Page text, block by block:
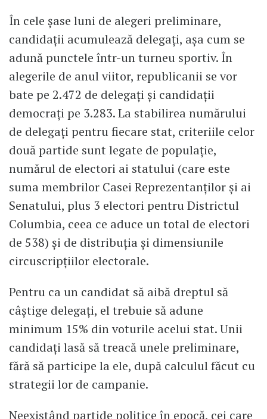
În cele şase luni de alegeri preliminare,
candidaţii acumulează delegaţi, aşa cum se
adună punctele într-un turneu sportiv. În
alegerile de anul viitor, republicanii se vor
bate pe 2.472 de delegaţi şi candidaţii
democraţi pe 3.283. La stabilirea numărului
de delegaţi pentru fiecare stat, criteriile celor
două partide sunt legate de populaţie,
numărul de electori ai statului (care este
suma membrilor Casei Reprezentanţilor şi ai
Senatului, plus 3 electori pentru Districtul
Columbia, ceea ce aduce un total de electori
de 538) şi de distribuţia şi dimensiunile
circuscripţiilor electorale.
Pentru ca un candidat să aibă dreptul să
câştige delegaţi, el trebuie să adune
minimum 15% din voturile acelui stat. Unii
candidaţi lasă să treacă unele preliminare,
fără să participe la ele, după calculul făcut cu
strategii lor de campanie.
Neexistând partide politice în epocă, cei care